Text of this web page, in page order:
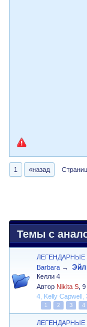
1 «назад
Темы с
Barbara →
Келли 4
Автор Nikita S ,9
4 Kelly Capwell
1 2 3 4